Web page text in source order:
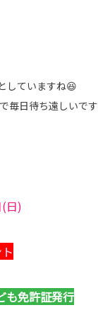
していますね😆
毎日待ち遠しいで
日)
も免許証発行